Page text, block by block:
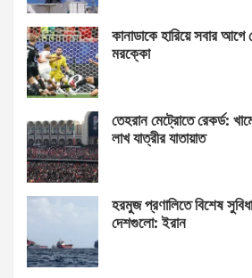
কানাডাকে হারিয়ে সবার আগে
মরক্কো
তেহরান মেট্রোতে রেকর্ড:
লাখ যাত্রীর যাতায়াত
হরমুজ প্রণালিতে বিশেষ
দেশগুলো: ইরান